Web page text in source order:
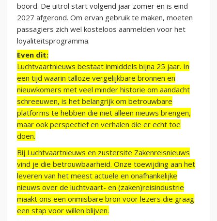
boord. De uitrol start volgend jaar zomer en is eind
2027 afgerond. Om ervan gebruik te maken, moeten
passagiers zich wel kosteloos aanmelden voor het
loyaliteitsprogramma.
Even dit:
Luchtvaartnieuws bestaat inmiddels bijna 25 jaar. In
een tijd waarin talloze vergelijkbare bronnen en
nieuwkomers met veel minder historie om aandacht
schreeuwen, is het belangrijk om betrouwbare
platforms te hebben die niet alleen nieuws brengen,
maar ook perspectief en verhalen die er echt toe
doen.
Bij Luchtvaartnieuws en zustersite Zakenreisnieuws
vind je die betrouwbaarheid. Onze toewijding aan het
leveren van het meest actuele en onafhankelijke
nieuws over de luchtvaart- en (zaken)reisindustrie
maakt ons een onmisbare bron voor lezers die graag
een stap voor willen blijven.